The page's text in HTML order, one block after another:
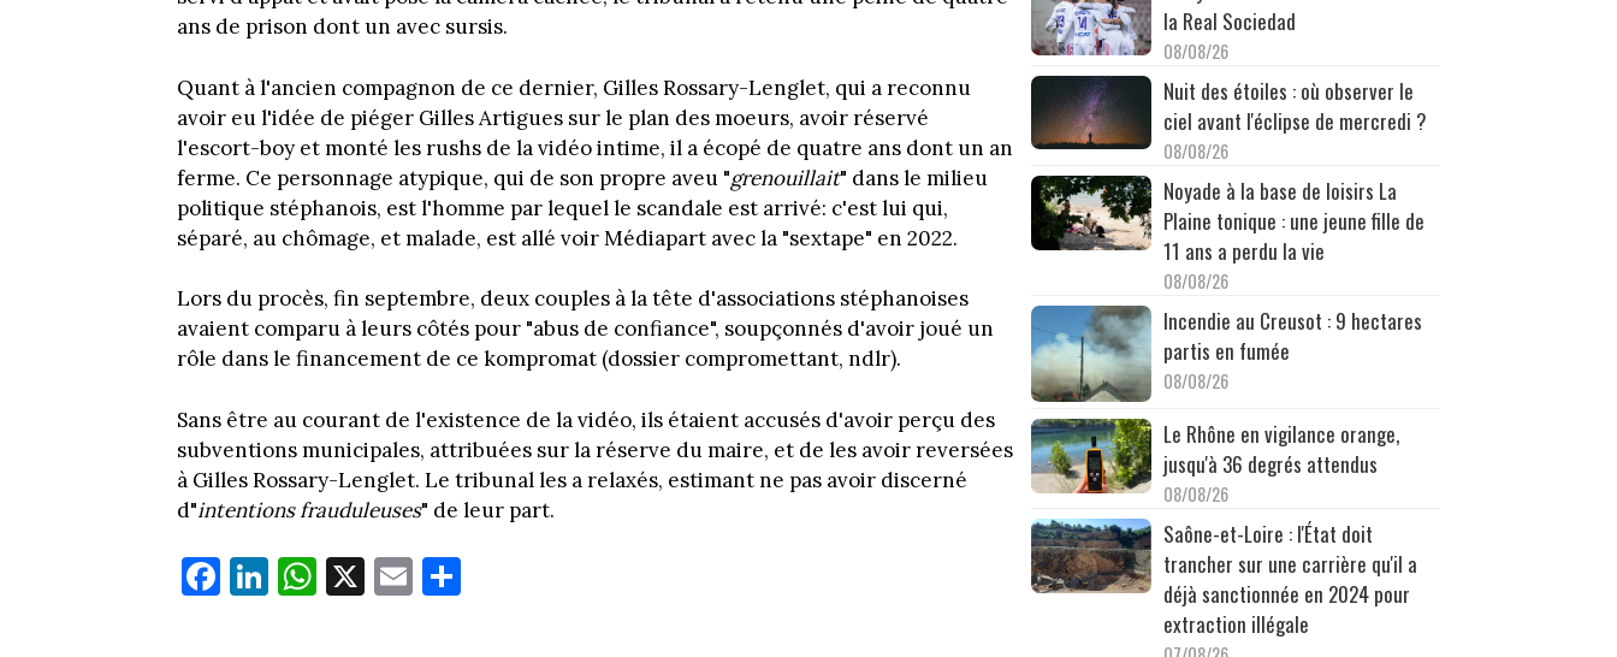
ans de prison dont un avec sursis.
Quant à l'ancien compagnon de ce dernier, Gilles Rossary-Lenglet, qui a reconnu
avoir eu l'idée de piéger Gilles Artigues sur le plan des moeurs, avoir réservé
l'escort-boy et monté les rushs de la vidéo intime, il a écopé de quatre ans dont un an
ferme. Ce personnage atypique, qui de son propre aveu "grenouillait" dans le milieu
politique stéphanois, est l'homme par lequel le scandale est arrivé: c'est lui qui,
séparé, au chômage, et malade, est allé voir Médiapart avec la "sextape" en 2022.
Lors du procès, fin septembre, deux couples à la tête d'associations stéphanoises
avaient comparu à leurs côtés pour "abus de confiance", soupçonnés d'avoir joué un
rôle dans le financement de ce kompromat (dossier compromettant, ndlr).
Sans être au courant de l'existence de la vidéo, ils étaient accusés d'avoir perçu des
subventions municipales, attribuées sur la réserve du maire, et de les avoir reversées
à Gilles Rossary-Lenglet. Le tribunal les a relaxés, estimant ne pas avoir discerné
d"intentions frauduleuses" de leur part.
Fa
ce
Li
nk
W
ha
X E
m
la Real Sociedad
08/08/26
Nuit des étoiles : où observer le
ciel avant l'éclipse de mercredi ?
08/08/26
Noyade à la base de loisirs La
Plaine tonique : une jeune fille de
11 ans a perdu la vie
08/08/26
Incendie au Creusot : 9 hectares
partis en fumée
08/08/26
Le Rhône en vigilance orange,
jusqu'à 36 degrés attendus
08/08/26
Saône-et-Loire : l'État doit
trancher sur une carrière qu'il a
déjà sanctionnée en 2024 pour
extraction illégale